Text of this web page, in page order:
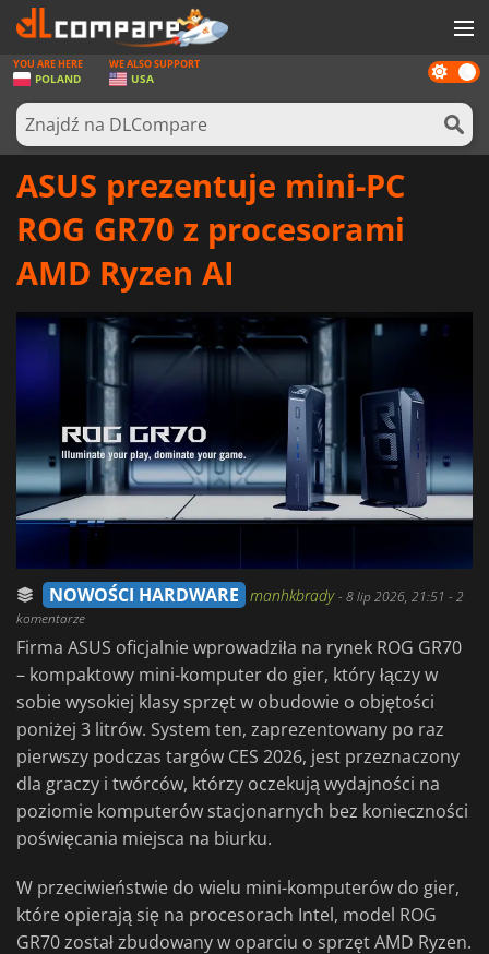
GRY
KARTY DO GIER
OPROGRAMOWANIE
ZALOGUJ SIĘ LUB ZAREJESTRUJ
Dark
mode
YOU ARE HERE
POLAND
WE ALSO SUPPORT
USA
ASUS prezentuje mini-PC
ROG GR70 z procesorami
AMD Ryzen AI
NOWOŚCI HARDWARE manhkbrady-8 lip 2026, 21:51 - 2
komentarze
Firma ASUS oficjalnie wprowadziła na rynek ROG GR70
– kompaktowy mini-komputer do gier, który łączy w
sobie wysokiej klasy sprzęt w obudowie o objętości
poniżej 3 litrów. System ten, zaprezentowany po raz
pierwszy podczas targów CES 2026, jest przeznaczony
dla graczy i twórców, którzy oczekują wydajności na
poziomie komputerów stacjonarnych bez konieczności
poświęcania miejsca na biurku.
W przeciwieństwie do wielu mini-komputerów do gier,
które opierają się na procesorach Intel, model ROG
GR70 został zbudowany w oparciu o sprzęt AMD Ryzen.